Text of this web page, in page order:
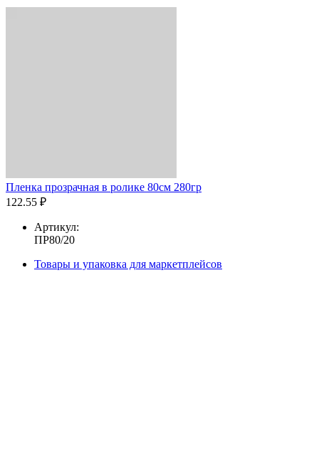
Пленка прозрачная в ролике 80см 280гр
122.55 ₽
Артикул:
ПР80/20
Товары и упаковка для маркетплейсов